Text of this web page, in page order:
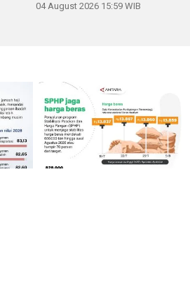
04 August 2026 15:59 WIB